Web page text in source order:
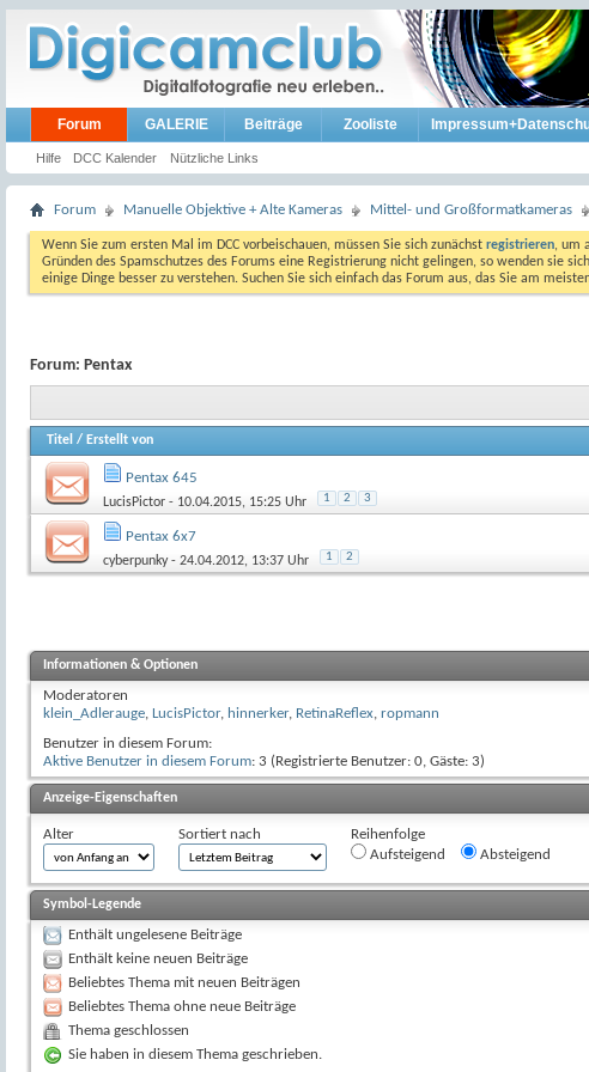
Forum
Hilfe DCC Kalender Nützliche Links
GALERIE Beiträge Zooliste
Forum Manuelle Objektive + Alte Kameras Mittel- und Großformatkameras
Wenn Sie zum ersten Mal im DCC vorbeischauen, müssen Sie sich zunächst registrieren, um
Gründen des Spamschutzes des Forums eine Registrierung nicht gelingen, so wenden sie
einige Dinge besser zu verstehen. Suchen Sie sich einfach das Forum aus, das Sie am
Forum: Pentax
Titel / Erstellt von
Pentax 645
LucisPictor - 10.04.2015, 15:25 Uhr 1 2 3
Pentax 6x7
cyberpunky- 24.04.2012, 13:37 Uhr 1 2
Informationen & Optionen
Moderatoren
klein_Adlerauge, LucisPictor, hinnerker, RetinaReflex, ropmann
Benutzer in diesem Forum:
Aktive Benutzer in diesem Forum: 3 (Registrierte Benutzer: 0, Gäste: 3)
Anzeige-Eigenschaften
Alter Sortiert nach
Reihenfolge
Aufsteigend
Absteigend
Symbol-Legende
Enthält ungelesene Beiträge
Enthält keine neuen Beiträge
Beliebtes Thema mit neuen Beiträgen
Beliebtes Thema ohne neue Beiträge
Thema geschlossen
Sie haben in diesem Thema geschrieben.